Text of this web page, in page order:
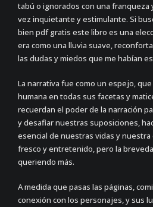
tabú o ignorados con una franqueza
vez inquietante y estimulante. Si
bien pdf gratis este libro es una
era como una lluvia suave,
las dudas y miedos que me habían
La narrativa fue como un espejo,
humana en todas sus facetas y
recuerdan el poder de la narración
y desafiar nuestras suposiciones,
esencial de nuestras vidas y nuestra
fresco y entretenido, pero la
queriendo más.
A medida que pasas las páginas,
conexión con los personajes, y sus